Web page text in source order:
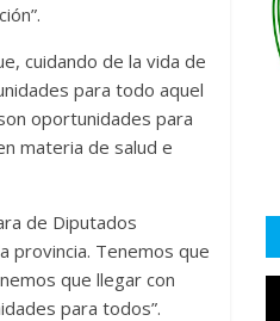
cuidando de la vida de
para todo aquel
oportunidades para
materia de salud e
de Diputados
provincia. Tenemos que
que llegar con
para todos”.